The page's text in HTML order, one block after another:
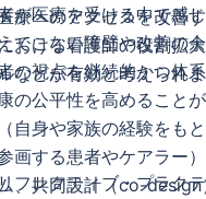
療へのアクセスを改善
おける看護師の役割拡
などが有効と考えられ
が医療を受ける中で感
てこない障壁や改善の
の視点を継続的かつ体
の公平性を高めること
（自身や家族の経験をも
画する患者やケアラー
、共同設計（co-
リフレクティブ・プラク